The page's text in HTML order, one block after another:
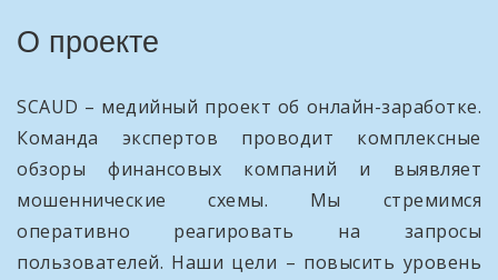
О проекте
SCAUD – медийный проект об онлайн-заработке.
Команда экспертов проводит комплексные
обзоры финансовых компаний и выявляет
мошеннические схемы. Мы стремимся
оперативно реагировать на запросы
пользователей. Наши цели – повысить уровень